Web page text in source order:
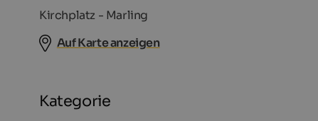
Kirchplatz - Marling
Auf Karte anzeigen
Kategorie